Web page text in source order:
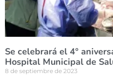
Se celebrará el 4°
Hospital Municipal de
8 de septiembre de 2023